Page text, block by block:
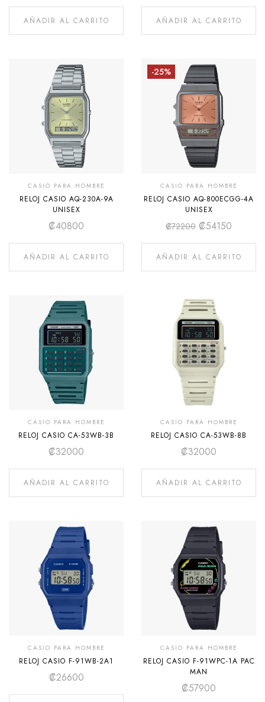
AÑADIR AL CARRITO AÑADIR AL CARRITO
CASIO PARA HOMBRE
RELOJ CASIO AQ-230A-9A
UNISEX
₡40800
AÑADIR AL CARRITO
-25%
CASIO PARA HOMBRE
RELOJ CASIO AQ-800ECGG-4A
UNISEX
₡72200 ₡54150
AÑADIR AL CARRITO
CASIO PARA HOMBRE
RELOJ CASIO CA-53WB-3B
₡32000
AÑADIR AL CARRITO
CASIO PARA HOMBRE
RELOJ CASIO CA-53WB-8B
₡32000
AÑADIR AL CARRITO
CASIO PARA HOMBRE
RELOJ CASIO F-91WB-2A1
₡26600
CASIO PARA HOMBRE
RELOJ CASIO F-91WPC-1A PAC
MAN
₡57900